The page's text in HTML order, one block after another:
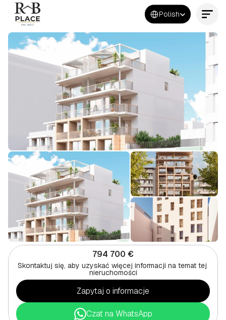
Select Language
Polish
Kontakt
794 700 €
Skontaktuj się, aby uzyskać więcej informacji na temat tej
nieruchomości
Zapytaj o informacje
Czat na WhatsApp